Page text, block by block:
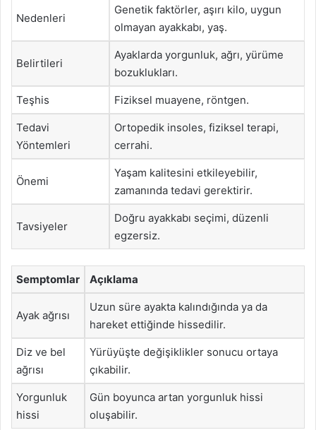
Nedenleri
Genetik faktörler, aşırı kilo, uygun
olmayan ayakkabı, yaş.
Belirtileri
Ayaklarda yorgunluk, ağrı, yürüme
bozuklukları.
Teşhis Fiziksel muayene, röntgen.
Tedavi
Yöntemleri
Ortopedik insoles, fiziksel terapi,
cerrahi.
Önemi
Yaşam kalitesini etkileyebilir,
zamanında tedavi gerektirir.
Tavsiyeler
Doğru ayakkabı seçimi, düzenli
egzersiz.
Semptomlar Açıklama
Ayak ağrısı
Uzun süre ayakta kalındığında ya da
hareket ettiğinde hissedilir.
Diz ve bel
ağrısı
Yürüyüşte değişiklikler sonucu ortaya
çıkabilir.
Yorgunluk
hissi
Gün boyunca artan yorgunluk hissi
oluşabilir.